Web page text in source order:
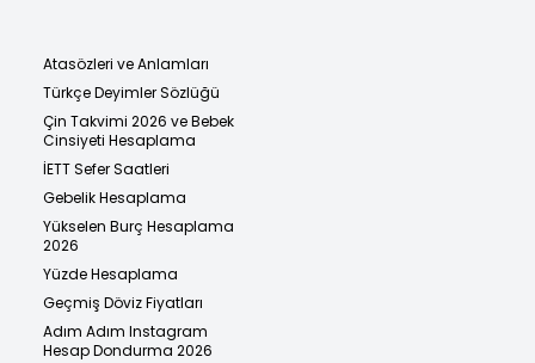
Atasözleri ve Anlamları
Türkçe Deyimler Sözlüğü
Çin Takvimi 2026 ve Bebek
Cinsiyeti Hesaplama
İETT Sefer Saatleri
Gebelik Hesaplama
Yükselen Burç Hesaplama
2026
Yüzde Hesaplama
Geçmiş Döviz Fiyatları
Adım Adım Instagram
Hesap Dondurma 2026